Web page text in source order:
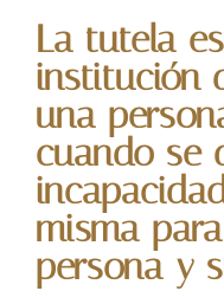
Blog
Contacte
La tutela
institución
una
cuando se
misma
persona y